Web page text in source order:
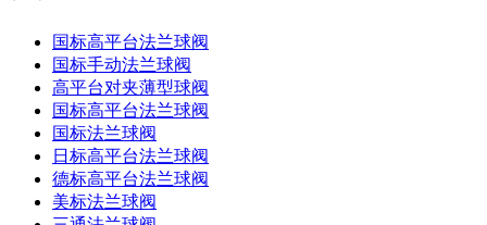
国标高平台法兰球阀
国标手动法兰球阀
高平台对夹薄型球阀
国标高平台法兰球阀
国标法兰球阀
日标高平台法兰球阀
德标高平台法兰球阀
美标法兰球阀